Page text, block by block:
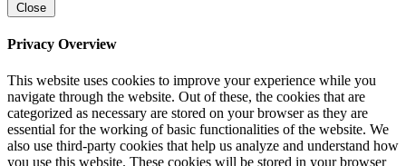
Close
Privacy Overview
This website uses cookies to improve your experience while you
navigate through the website. Out of these, the cookies that are
categorized as necessary are stored on your browser as they are
essential for the working of basic functionalities of the website. We
also use third-party cookies that help us analyze and understand how
you use this website. These cookies will be stored in your browser